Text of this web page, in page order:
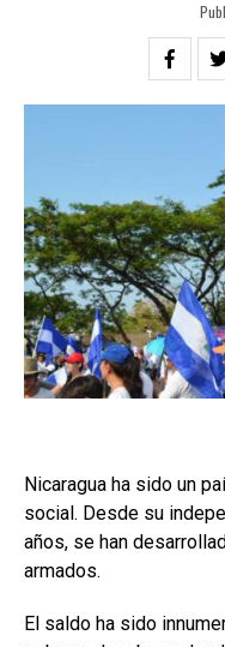
Nicaragua ha sido un
social. Desde su
años, se han
armados.
El saldo ha sido